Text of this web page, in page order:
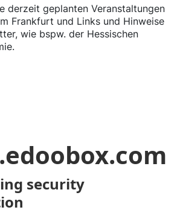
derzeit geplanten Veranstaltungen
Frankfurt und Links und Hinweise
wie bspw. der Hessischen